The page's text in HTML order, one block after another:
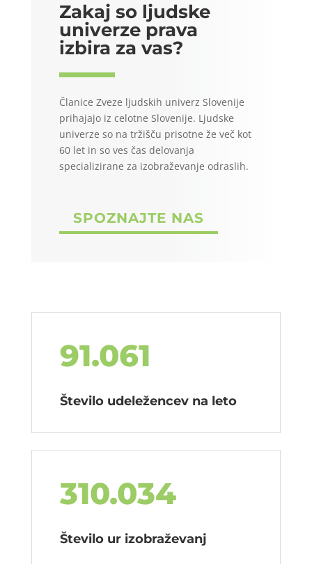
Zakaj so ljudske
univerze prava
izbira za vas?
Članice Zveze ljudskih univerz Slovenije
prihajajo iz celotne Slovenije. Ljudske
univerze so na tržišču prisotne že več kot
60 let in so ves čas delovanja
specializirane za izobraževanje odraslih.
SPOZNAJTE NAS
91.061
Število udeležencev na leto
310.034
Število ur izobraževanj